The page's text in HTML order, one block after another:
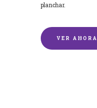
planchar.
VER AHORA